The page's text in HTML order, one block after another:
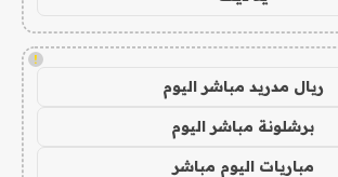
!
ريال مدريد مباشر اليوم
برشلونة مباشر اليوم
مباريات اليوم مباشر